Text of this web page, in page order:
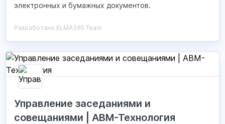
электронных и бумажных документов.
Разработано ELMA365 Team
Управление заседаниями и
совещаниями | АВМ-Технология